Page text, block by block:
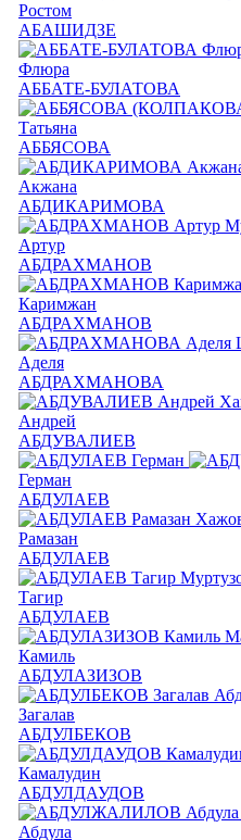
Ростом
АБАШИДЗЕ
Флюра
АББАТЕ-БУЛАТОВА
Татьяна
АББЯСОВА
Акжана
АБДИКАРИМОВА
Артур
АБДРАХМАНОВ
Каримжан
АБДРАХМАНОВ
Аделя
АБДРАХМАНОВА
Андрей
АБДУВАЛИЕВ
Герман
АБДУЛАЕВ
Рамазан
АБДУЛАЕВ
Тагир
АБДУЛАЕВ
Камиль
АБДУЛАЗИЗОВ
Загалав
АБДУЛБЕКОВ
Камалудин
АБДУЛДАУДОВ
Абдула